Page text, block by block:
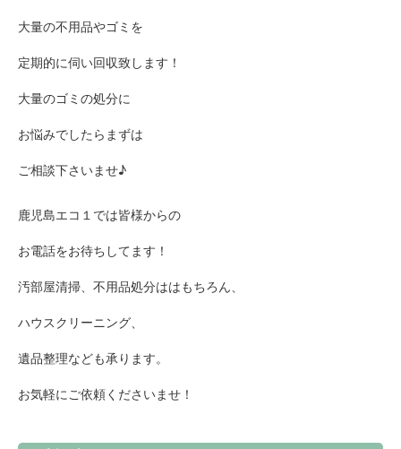
大量の不用品やゴミを
定期的に伺い回収致します！
大量のゴミの処分に
お悩みでしたらまずは
ご相談下さいませ♪
鹿児島エコ１では皆様からの
お電話をお待ちしてます！
汚部屋清掃、不用品処分ははもちろん、
ハウスクリーニング、
遺品整理なども承ります。
お気軽にご依頼くださいませ！